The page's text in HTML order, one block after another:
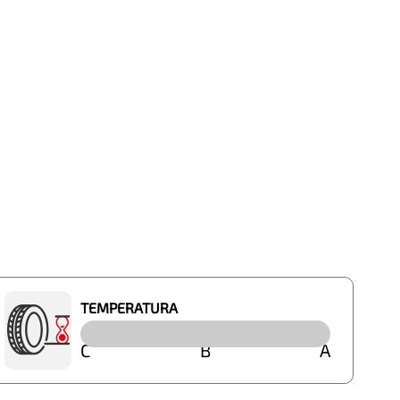
TEMPERATURA
C B A